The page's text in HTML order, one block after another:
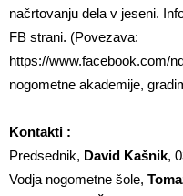
načrtovanju dela v jeseni.
FB strani. (Povezava:
https://www.facebook.com/
nogometne akademije,
Kontakti :
Predsednik, David Kašnik,
Vodja nogometne šole,